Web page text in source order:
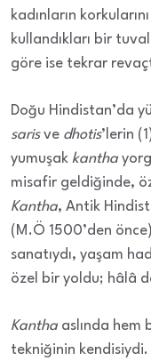
kadınların
kullandıkları bir
göre ise tekrar
Doğu Hindistan’da
sarisve dhotis’lerin
yumuşak kantha
misafir geldiğinde,
Kantha, Antik
(M.Ö 1500’den
sanatıydı, yaşam
özel bir yoldu; hâlâ
Kantha aslında hem
tekniğinin kendisiydi.